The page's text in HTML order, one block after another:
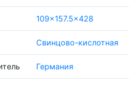
109x157.5x428
Свинцово-кислотная
Германия